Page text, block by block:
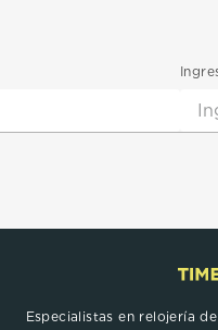
Especialistas en relojería